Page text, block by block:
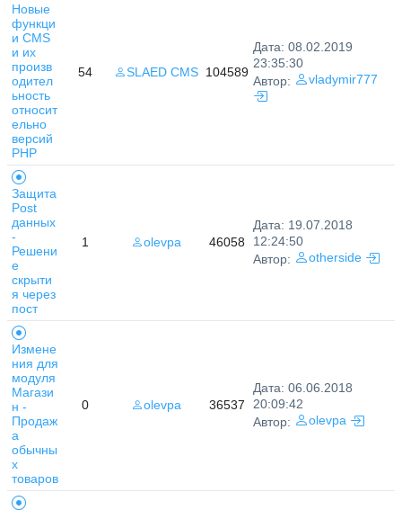
Новые
функци
и CMS
и их
произв
одител
ьность
относит
ельно
версий
PHP
54 SLAED CMS 104589
Дата: 08.02.2019
23:35:30
Автор:
vladymir777
Защита
Post
данных
-
Решени
е
скрыти
я через
пост
1 olevpa 46058
Дата: 19.07.2018
12:24:50
Автор:
otherside
Измене
ния для
модуля
Магази
н -
Продаж
а
обычны
х
товаров
0 olevpa 36537
Дата: 06.06.2018
20:09:42
Автор:
olevpa